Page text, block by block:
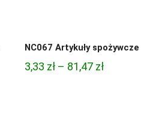
NC067 Artykuły spożywcze
3,33 zł – 81,47 złZakres